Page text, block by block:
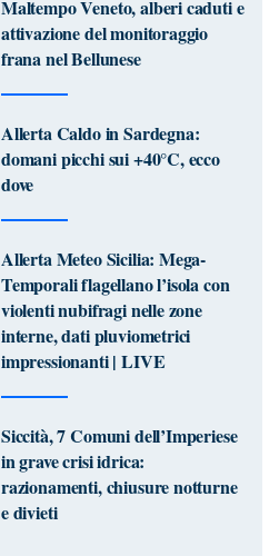
Maltempo Veneto, alberi caduti e
attivazione del monitoraggio
frana nel Bellunese
Allerta Caldo in Sardegna:
domani picchi sui +40°C, ecco
dove
Allerta Meteo Sicilia: Mega-
Temporali flagellano l’isola con
violenti nubifragi nelle zone
interne, dati pluviometrici
impressionanti | LIVE
Siccità, 7 Comuni dell’Imperiese
in grave crisi idrica:
razionamenti, chiusure notturne
e divieti